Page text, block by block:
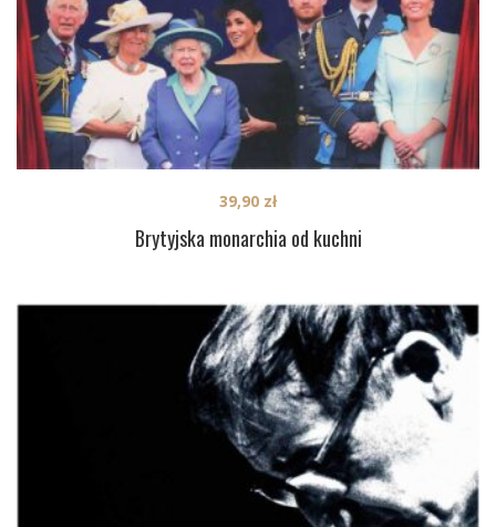
Brytyjska monarchia od kuchni
39,90 zł